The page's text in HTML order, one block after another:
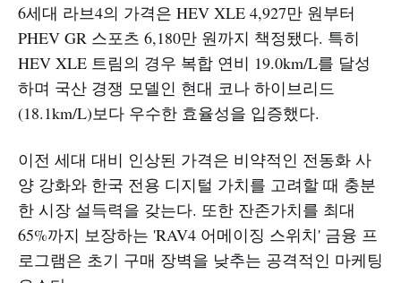
6세대 라브4의 가격은 HEV XLE 4,927만 원부터
PHEV GR 스포츠 6,180만 원까지 책정됐다. 특히
HEV XLE 트림의 경우 복합 연비 19.0km/L를 달성
하며 국산 경쟁 모델인 현대 코나 하이브리드
(18.1km/L)보다 우수한 효율성을 입증했다.
이전 세대 대비 인상된 가격은 비약적인 전동화 사
양 강화와 한국 전용 디지털 가치를 고려할 때 충분
한 시장 설득력을 갖는다. 또한 잔존가치를 최대
65%까지 보장하는 'RAV4 어메이징 스위치' 금융 프
로그램은 초기 구매 장벽을 낮추는 공격적인 마케팅